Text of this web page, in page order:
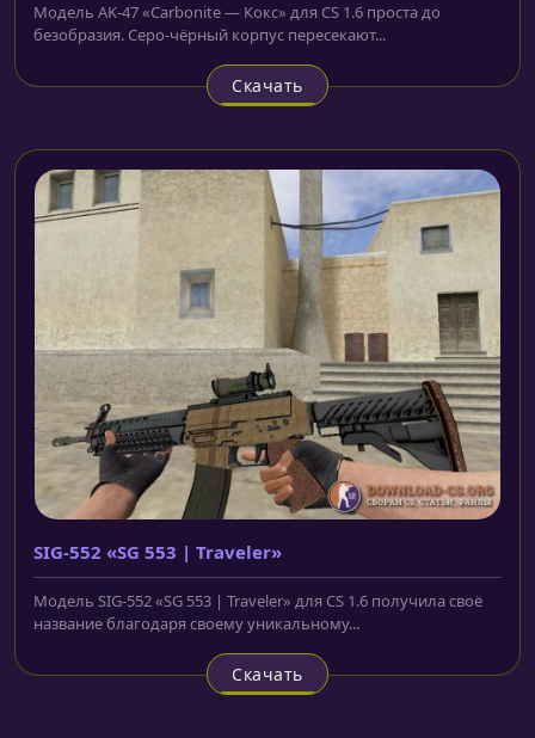
Модель AK-47 «Carbonite — Кокс» для CS 1.6 проста до
безобразия. Серо-чёрный корпус пересекают...
Скачать
SIG-552 «SG 553 | Traveler»
Модель SIG-552 «SG 553 | Traveler» для CS 1.6 получила своё
название благодаря своему уникальному...
Скачать